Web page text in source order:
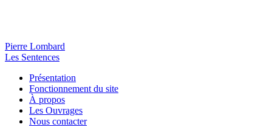
Pierre Lombard
Les Sentences
Présentation
Fonctionnement du site
À propos
Les Ouvrages
Nous contacter